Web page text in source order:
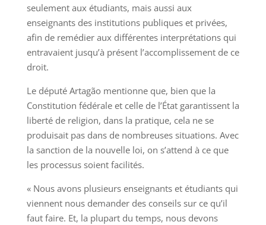
seulement aux étudiants, mais aussi aux
enseignants des institutions publiques et privées,
afin de remédier aux différentes interprétations qui
entravaient jusqu’à présent l’accomplissement de ce
droit.
Le député Artagão mentionne que, bien que la
Constitution fédérale et celle de l’État garantissent la
liberté de religion, dans la pratique, cela ne se
produisait pas dans de nombreuses situations. Avec
la sanction de la nouvelle loi, on s’attend à ce que
les processus soient facilités.
« Nous avons plusieurs enseignants et étudiants qui
viennent nous demander des conseils sur ce qu’il
faut faire. Et, la plupart du temps, nous devons